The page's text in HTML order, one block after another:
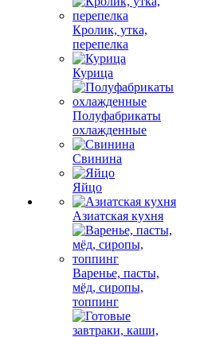
Кролик, утка,
перепелка
Курица
Полуфабрикаты
охлажденные
Свинина
Яйцо
Азиатская кухня
Варенье, пасты,
мёд, сиропы,
топпинг